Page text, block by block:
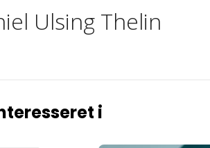
Ulsing Thelin
i